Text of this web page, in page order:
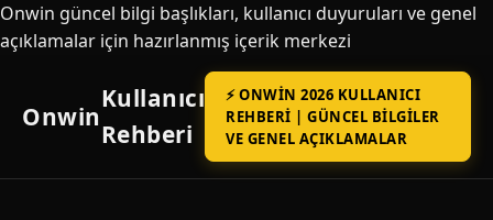
Onwin güncel bilgi başlıkları, kullanıcı duyuruları ve genel
açıklamalar için hazırlanmış içerik merkezi
Onwin
Kullanıcı
Rehberi
⚡ ONWIN 2026 KULLANICI
REHBERI | GÜNCEL BILGILER
VE GENEL AÇIKLAMALAR